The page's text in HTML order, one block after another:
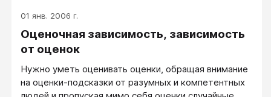
он от нее избавляется не хочет. Потому что
вашему детству.
01 янв. 2006 г.
Оценочная зависимость, зависимость
от оценок
Нужно уметь оценивать оценки, обращая внимание
на оценки-подсказки от разумных и компетентных